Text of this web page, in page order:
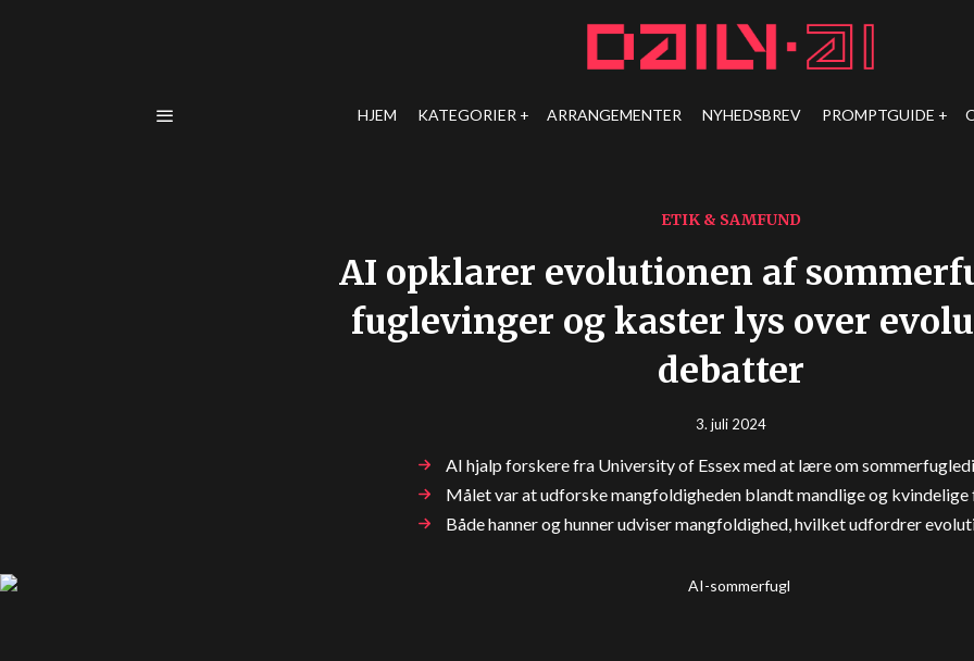
HJEM KATEGORIER ARRANGEMENTER NYHEDSBREV PROMPTGUIDE
ETIK & SAMFUND
AI opklarer evolutionen af
fuglevinger og kaster lys over
debatter
3. juli 2024
AI hjalp forskere fra University of Essex med at lære om
Målet var at udforske mangfoldigheden blandt mandlige og
Både hanner og hunner udviser mangfoldighed, hvilket udfordrer